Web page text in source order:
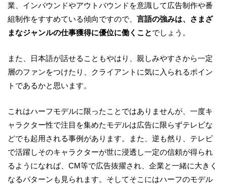
業、インバウンドやアウトバウンドを意識して広告制作や番
組制作をすすめている傾向ですので、 言語の強みは、さまざ
まなジャンルの仕事獲得に優位に働くことでしょう。
また、日本語が話せることもやはり、親しみやすさから一定
層のファンをつけたり、クライアントに気に入られるポイン
トであるかと思います。
これはハーフモデルに限ったことではありませんが、一度キ
ャラクター性で注目を集めたモデルは広告に限らずテレビな
どでも起用される事例があります。また、逆も然り、テレビ
で活躍しそのキャラクターが世に浸透し一定の信頼が得られ
るようになれば、CM等で広告抜擢され、企業と一緒に大きく
なるパターンも見られます。そしてそこにはハーフのモデル